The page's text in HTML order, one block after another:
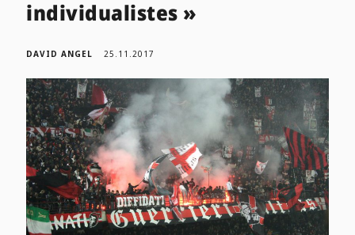
individualistes »
DAVID ANGEL 25.11.2017